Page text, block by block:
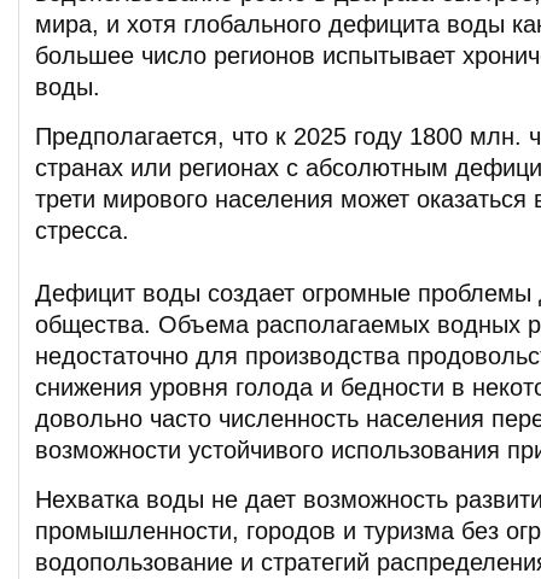
мира, и хотя глобального дефицита воды
большее число регионов испытывает
воды.
Предполагается, что к 2025 году 1800 млн.
странах или регионах с абсолютным
трети мирового населения может оказаться
стресса.
Дефицит воды создает огромные проблемы
общества. Объема располагаемых водных
недостаточно для производства
снижения уровня голода и бедности в
довольно часто численность населения
возможности устойчивого использования
Нехватка воды не дает возможность
промышленности, городов и туризма без
водопользование и стратегий